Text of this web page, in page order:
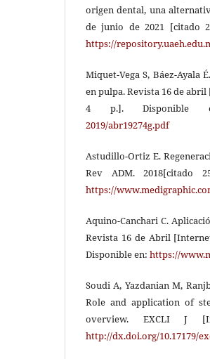
origen dental, una
de junio de 2021 [citado
https://
Miquet-Vega S, Báez-Ayala
en pulpa. Revista 16 de
4 p.]. Disponible
2019/abr19274g.pdf
Astudillo-Ortiz E.
Rev ADM. 2018[citado
https://
Aquino-Canchari C.
Revista 16 de Abril
Disponible en: https://
Soudi A, Yazdanian M,
Role and application of
overview. EXCLI J
http://dx.doi.org/10.17179/